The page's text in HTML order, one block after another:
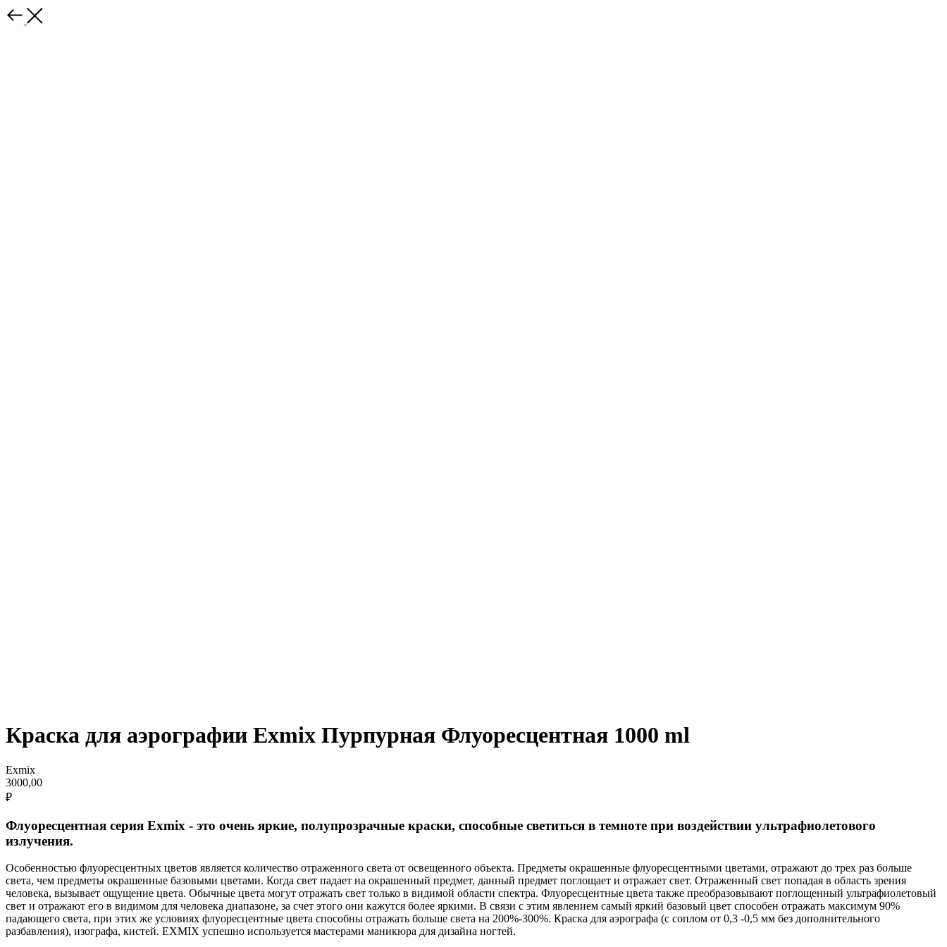
Краска для аэрографии Exmix Пурпурная Флуоресцентная 1000 ml
Exmix
3000,00
₽
Флуоресцентная серия Exmix - это очень яркие, полупрозрачные краски, способные светиться в темноте при воздействии ультрафиолетового
излучения.
Особенностью флуоресцентных цветов является количество отраженного света от освещенного объекта. Предметы окрашенные флуоресцентными цветами, отражают до трех раз больше
света, чем предметы окрашенные базовыми цветами. Когда свет падает на окрашенный предмет, данный предмет поглощает и отражает свет. Отраженный свет попадая в область зрения
человека, вызывает ощущение цвета. Обычные цвета могут отражать свет только в видимой области спектра. Флуоресцентные цвета также преобразовывают поглощенный ультрафиолетовый
свет и отражают его в видимом для человека диапазоне, за счет этого они кажутся более яркими. В связи с этим явлением самый яркий базовый цвет способен отражать максимум 90%
падающего света, при этих же условиях флуоресцентные цвета способны отражать больше света на 200%-300%. Краска для аэрографа (с соплом от 0,3 -0,5 мм без дополнительного
разбавления), изографа, кистей. EXMIX успешно используется мастерами маникюра для дизайна ногтей.